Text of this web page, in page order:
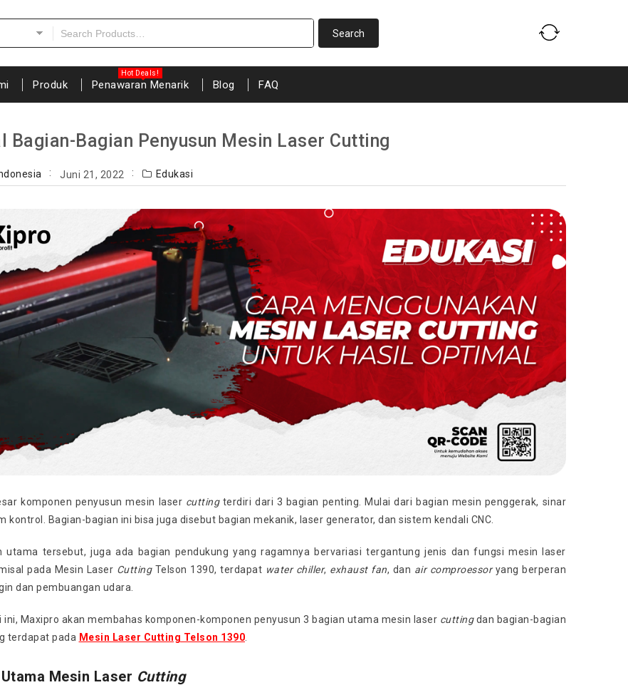
Produk Penawaran Menarik Blog FAQ
Bagian-Bagian Penyusun Mesin Laser Cutting
Juni 21, 2022 Edukasi
komponen penyusun mesin laser cuttingterdiri dari 3 bagian penting. Mulai dari bagian mesin penggerak, sinar
kontrol. Bagian-bagian ini bisa juga disebut bagian mekanik, laser generator, dan sistem kendali CNC.
utama tersebut, juga ada bagian pendukung yang ragamnya bervariasi tergantung jenis dan fungsi mesin laser
pada Mesin Laser CuttingTelson 1390, terdapat water chiller, exhaust fan, dan air comproessoryang berperan
dan pembuangan udara.
ini, Maxipro akan membahas komponen-komponen penyusun 3 bagian utama mesin laser cuttingdan bagian-bagian
terdapat pada Mesin Laser Cutting Telson 1390
Mesin Laser Cutting